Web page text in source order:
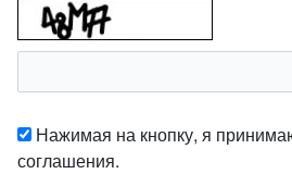
Нажимая на кнопку, я
соглашения.